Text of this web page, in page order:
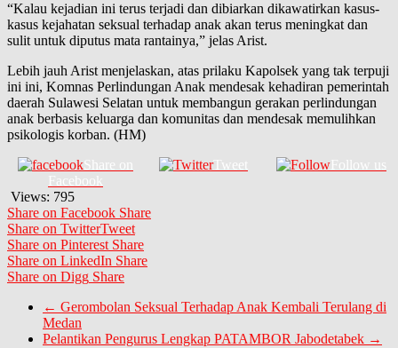
“Kalau kejadian ini terus terjadi dan dibiarkan dikawatirkan kasus-
kasus kejahatan seksual terhadap anak akan terus meningkat dan
sulit untuk diputus mata rantainya,” jelas Arist.
Lebih jauh Arist menjelaskan, atas prilaku Kapolsek yang tak terpuji
ini ini, Komnas Perlindungan Anak mendesak kehadiran pemerintah
daerah Sulawesi Selatan untuk membangun gerakan perlindungan
anak berbasis keluarga dan komunitas dan mendesak memulihkan
psikologis korban. (HM)
Share on
Facebook
Tweet Follow us
Views: 795
Share on Facebook Share
Share on TwitterTweet
Share on Pinterest Share
Share on LinkedIn Share
Share on Digg Share
← Gerombolan Seksual Terhadap Anak Kembali Terulang di
Medan
Pelantikan Pengurus Lengkap PATAMBOR Jabodetabek →